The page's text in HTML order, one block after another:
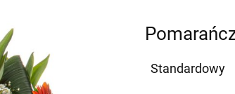
Standardowy